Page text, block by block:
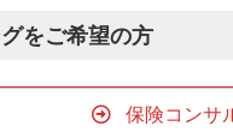
をご希望の方
保険コンサ